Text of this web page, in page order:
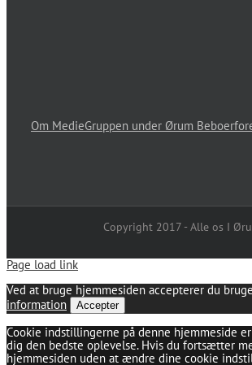
Om MedieGruppen under Ørum
Copyright 2017 - Alle os I
Page load link
Ved at bruge hjemmesiden accepterer du
information
Accepter
Cookie indstillingerne på denne hjemmeside
dig den bedste oplevelse. Hvis du fortsætter
hjemmesiden uden at ændre dine cookie